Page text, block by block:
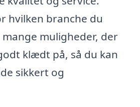
hvilken branche du
muligheder, der
klædt på, så du kan
sikkert og